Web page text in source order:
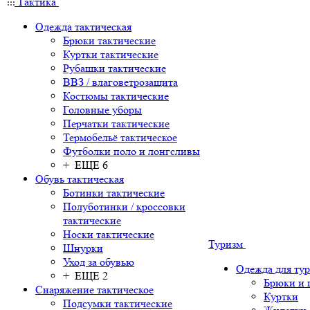
Одежда тактическая
Брюки тактические
Куртки тактические
Рубашки тактические
ВВЗ / влаговетрозащита
Костюмы тактические
Головные уборы
Перчатки тактические
Термобельё тактическое
Футболки поло и лонгсливы
+ ЕЩЕ 6
Обувь тактическая
Ботинки тактические
Полуботинки / кроссовки
тактические
Носки тактические
Шнурки
Уход за обувью
+ ЕЩЕ 2
Снаряжение тактическое
Подсумки тактические
Туризм
Одежда для
Брюки и
Куртки